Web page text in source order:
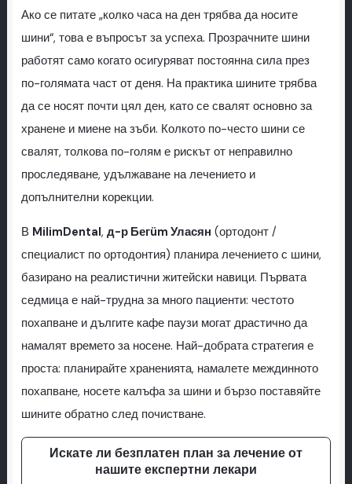
Ако се питате „колко часа на ден трябва да носите
шини“, това е въпросът за успеха. Прозрачните шини
работят само когато осигуряват постоянна сила през
по-голямата част от деня. На практика шините трябва
да се носят почти цял ден, като се свалят основно за
хранене и миене на зъби. Колкото по-често шини се
свалят, толкова по-голям е рискът от неправилно
проследяване, удължаване на лечението и
допълнителни корекции.
В MilimDental, д-р Бегüm Уласян (ортодонт /
специалист по ортодонтия) планира лечението с шини,
базирано на реалистични житейски навици. Първата
седмица е най-трудна за много пациенти: честото
похапване и дългите кафе паузи могат драстично да
намалят времето за носене. Най-добрата стратегия е
проста: планирайте храненията, намалете междинното
похапване, носете калъфа за шини и бързо поставяйте
шините обратно след почистване.
Искате ли безплатен план за лечение от
нашите експертни лекари